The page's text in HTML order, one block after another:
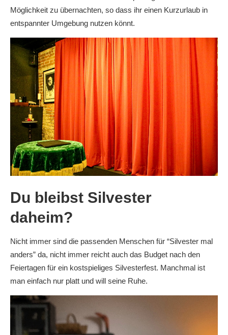
Möglichkeit zu übernachten, so dass ihr einen Kurzurlaub in
entspannter Umgebung nutzen könnt.
Du bleibst Silvester
daheim?
Nicht immer sind die passenden Menschen für “Silvester mal
anders” da, nicht immer reicht auch das Budget nach den
Feiertagen für ein kostspieliges Silvesterfest. Manchmal ist
man einfach nur platt und will seine Ruhe.